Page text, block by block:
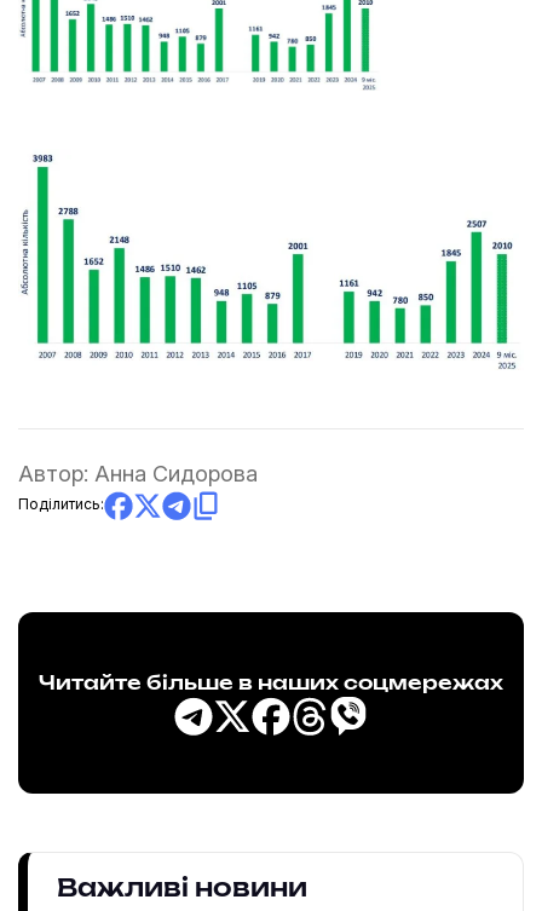
Автор: Анна Сидорова
Поділитись:
Читайте більше в наших соцмережах
Важливі новини